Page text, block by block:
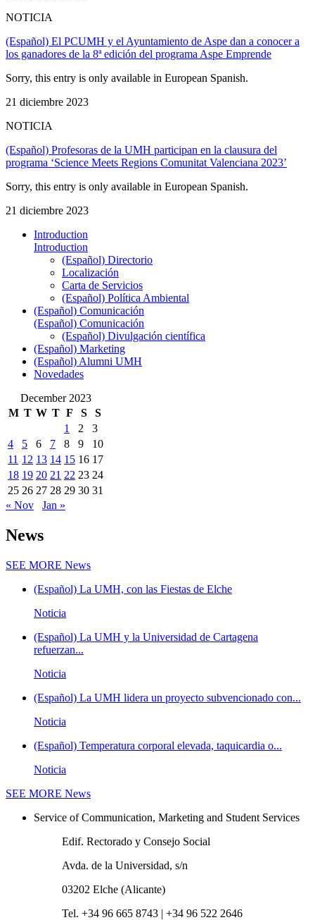
NOTICIA
(Español) El PCUMH y el Ayuntamiento de Aspe dan a conocer a
los ganadores de la 8ª edición del programa Aspe Emprende
Sorry, this entry is only available in European Spanish.
21 diciembre 2023
NOTICIA
(Español) Profesoras de la UMH participan en la clausura del
programa ‘Science Meets Regions Comunitat Valenciana 2023’
Sorry, this entry is only available in European Spanish.
21 diciembre 2023
Introduction
Introduction
(Español) Directorio
Localización
Carta de Servicios
(Español) Política Ambiental
(Español) Comunicación
(Español) Comunicación
(Español) Divulgación científica
(Español) Marketing
(Español) Alumni UMH
Novedades
December 2023
M T W T F S
S
1
2
3
4
5 6 7 8 9
10
11 12 13 14 15 16 17
18 19 20 21 22 23 24
25 26 27 28 29 30 31
« Nov
Jan »
News
SEE MORE News
(Español) La UMH, con las Fiestas de Elche
Noticia
(Español) La UMH y la Universidad de Cartagena
refuerzan...
Noticia
(Español) La UMH lidera un proyecto subvencionado con...
Noticia
(Español) Temperatura corporal elevada, taquicardia o...
Noticia
SEE MORE News
Service of Communication, Marketing and Student Services
Edif. Rectorado y Consejo Social
Avda. de la Universidad, s/n
03202 Elche (Alicante)
Tel. +34 96 665 8743 | +34 96 522 2646